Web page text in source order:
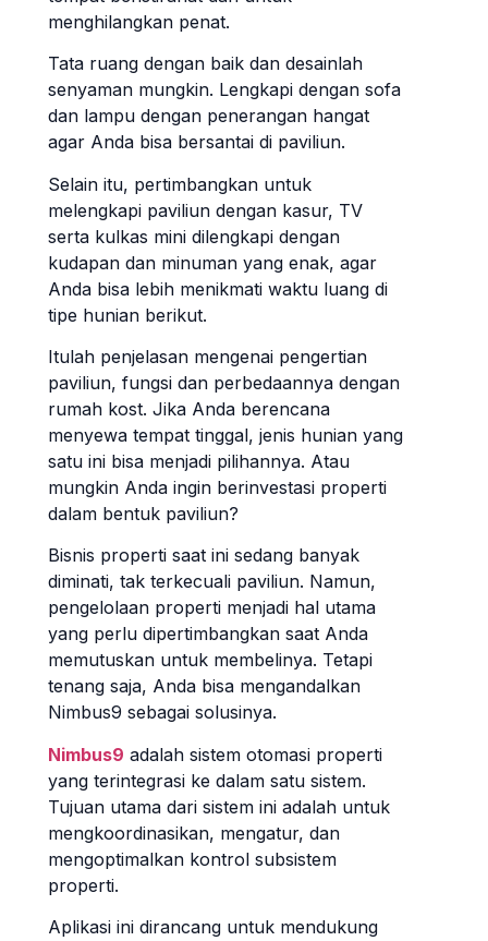
menghilangkan penat.
Tata ruang dengan baik dan desainlah
senyaman mungkin. Lengkapi dengan sofa
dan lampu dengan penerangan hangat
agar Anda bisa bersantai di paviliun.
Selain itu, pertimbangkan untuk
melengkapi paviliun dengan kasur, TV
serta kulkas mini dilengkapi dengan
kudapan dan minuman yang enak, agar
Anda bisa lebih menikmati waktu luang di
tipe hunian berikut.
Itulah penjelasan mengenai pengertian
paviliun, fungsi dan perbedaannya dengan
rumah kost. Jika Anda berencana
menyewa tempat tinggal, jenis hunian yang
satu ini bisa menjadi pilihannya. Atau
mungkin Anda ingin berinvestasi properti
dalam bentuk paviliun?
Bisnis properti saat ini sedang banyak
diminati, tak terkecuali paviliun. Namun,
pengelolaan properti menjadi hal utama
yang perlu dipertimbangkan saat Anda
memutuskan untuk membelinya. Tetapi
tenang saja, Anda bisa mengandalkan
Nimbus9 sebagai solusinya.
Nimbus9 adalah sistem otomasi properti
yang terintegrasi ke dalam satu sistem.
Tujuan utama dari sistem ini adalah untuk
mengkoordinasikan, mengatur, dan
mengoptimalkan kontrol subsistem
properti.
Aplikasi ini dirancang untuk mendukung